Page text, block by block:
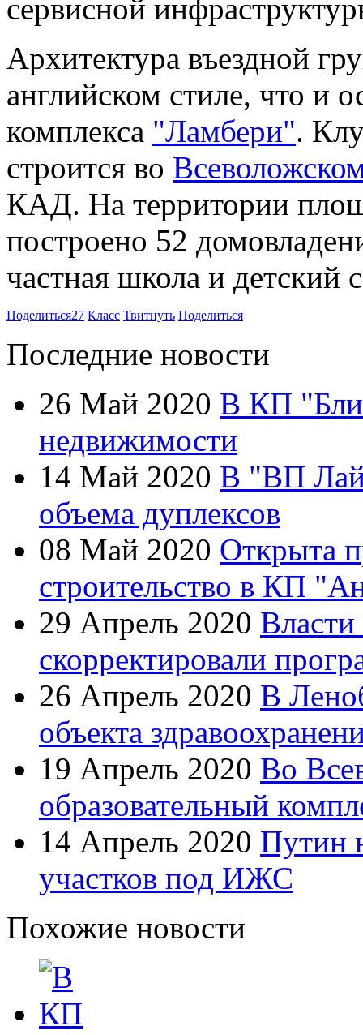
сервисной
Архитектура въездной
английском стиле, что и
комплекса "Ламбери".
строится во
КАД. На территории
построено 52
частная школа и детский
Поделиться27 Класс Твитнуть Поделиться
Последние новости
26 Май 2020 В КП
недвижимости
14 Май 2020 В "ВП
объема дуплексов
08 Май 2020 Открыта
строительство в КП
29 Апрель 2020
скорректировали
26 Апрель 2020 В
объекта
19 Апрель 2020 Во
образовательный
14 Апрель 2020 Путин
участков под ИЖС
Похожие новости